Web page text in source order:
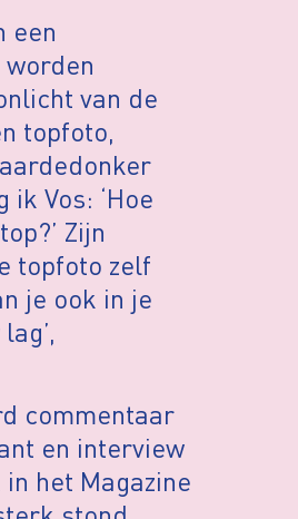
een
van de
topfoto,
Vos: ‘Hoe
Zijn
topfoto zelf
je ook in je
commentaar
en interview
het Magazine